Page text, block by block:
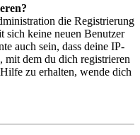
die Registrierung
sich keine neuen Benutzer
auch sein, dass deine IP-
mit dem du dich registrieren
zu erhalten, wende dich